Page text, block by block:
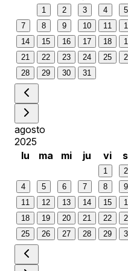
1 2 3 4 5
7
8 9 10 11
14
15 16 17 18
21
22 23 24 25
28
29 30 31
agosto
2025
lu
ma mi ju vi
1 2
4
5 6 7 8 9
11
12 13 14 15
18
19 20 21 22
25
26 27 28 29